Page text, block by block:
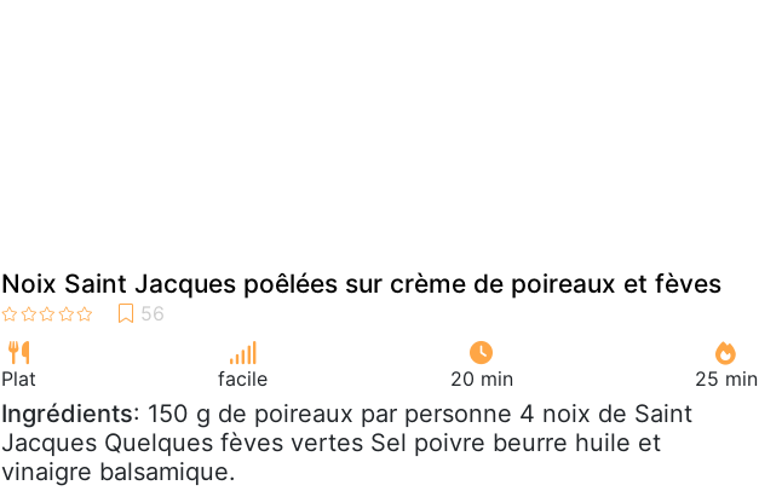
Noix Saint Jacques poêlées sur crème de poireaux et fèves
Plat facile 20 min 25 min
Ingrédients: 150 g de poireaux par personne 4 noix de Saint
Jacques Quelques fèves vertes Sel poivre beurre huile et
vinaigre balsamique.